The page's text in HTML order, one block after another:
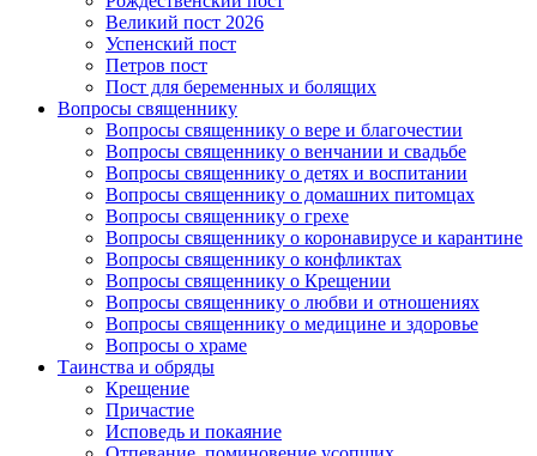
Великий пост 2026
Успенский пост
Петров пост
Пост для беременных и болящих
Вопросы священнику
Вопросы священнику о вере и благочестии
Вопросы священнику о венчании и свадьбе
Вопросы священнику о детях и воспитании
Вопросы священнику о домашних питомцах
Вопросы священнику о грехе
Вопросы священнику о коронавирусе и карантине
Вопросы священнику о конфликтах
Вопросы священнику о Крещении
Вопросы священнику о любви и отношениях
Вопросы священнику о медицине и здоровье
Вопросы о храме
Таинства и обряды
Крещение
Причастие
Исповедь и покаяние